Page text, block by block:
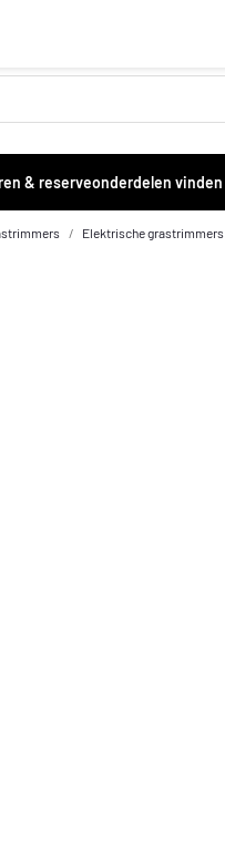
& reserveonderdelen vinden
Elektrische grastrimmers